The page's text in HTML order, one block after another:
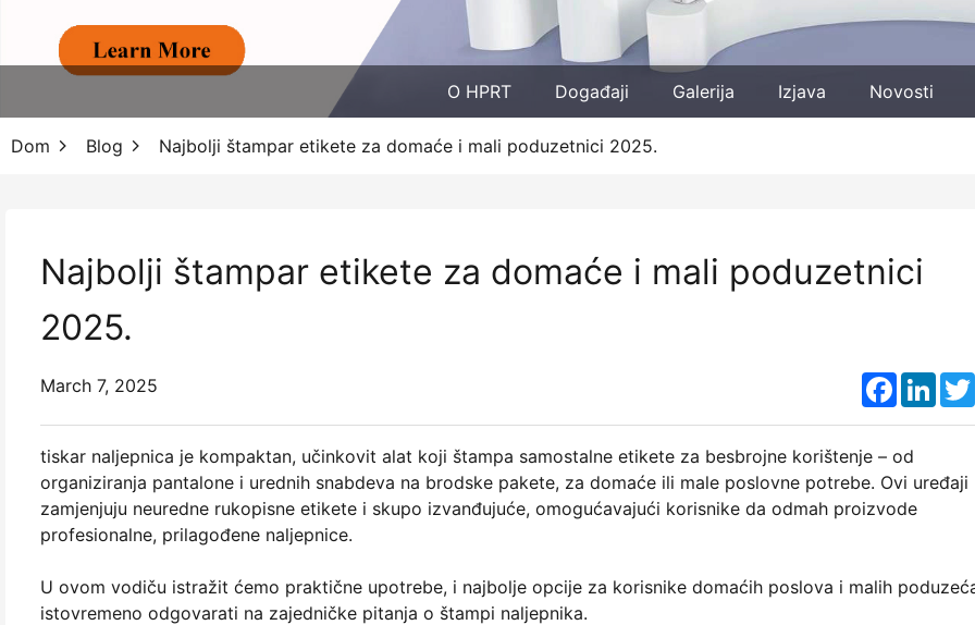
O HPRT Događaji Galerija Izjava Novosti
Dom Blog Najbolji štampar etikete za domaće i mali poduzetnici 2025.
Najbolji štampar etikete za domaće i mali poduzetnici
2025.
March 7, 2025 Facebook
tiskar naljepnica je kompaktan, učinkovit alat koji štampa samostalne etikete za besbrojne korištenje – od
organiziranja pantalone i urednih snabdeva na brodske pakete, za domaće ili male poslovne potrebe. Ovi uređaji
zamjenjuju neuredne rukopisne etikete i skupo izvanđujuće, omogućavajući korisnike da odmah proizvode
profesionalne, prilagođene naljepnice.
U ovom vodiču istražit ćemo praktične upotrebe, i najbolje opcije za korisnike domaćih poslova i malih
istovremeno odgovarati na zajedničke pitanja o štampi naljepnika.